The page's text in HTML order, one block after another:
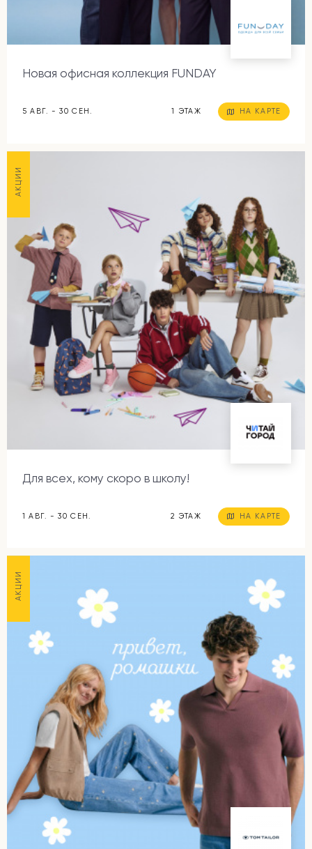
Новая офисная коллекция FUNDAY
5 АВГ. - 30 СЕН. 1 ЭТАЖ НА КАРТЕ
АКЦИИ
Для всех, кому скоро в школу!
1 АВГ. - 30 СЕН. 2 ЭТАЖ НА КАРТЕ
АКЦИИ